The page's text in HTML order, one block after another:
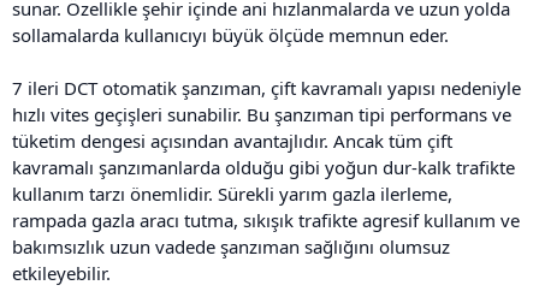
sunar. Özellikle şehir içinde ani hızlanmalarda ve uzun yolda
sollamalarda kullanıcıyı büyük ölçüde memnun eder.
7 ileri DCT otomatik şanzıman, çift kavramalı yapısı nedeniyle
hızlı vites geçişleri sunabilir. Bu şanzıman tipi performans ve
tüketim dengesi açısından avantajlıdır. Ancak tüm çift
kavramalı şanzımanlarda olduğu gibi yoğun dur-kalk trafikte
kullanım tarzı önemlidir. Sürekli yarım gazla ilerleme,
rampada gazla aracı tutma, sıkışık trafikte agresif kullanım ve
bakımsızlık uzun vadede şanzıman sağlığını olumsuz
etkileyebilir.